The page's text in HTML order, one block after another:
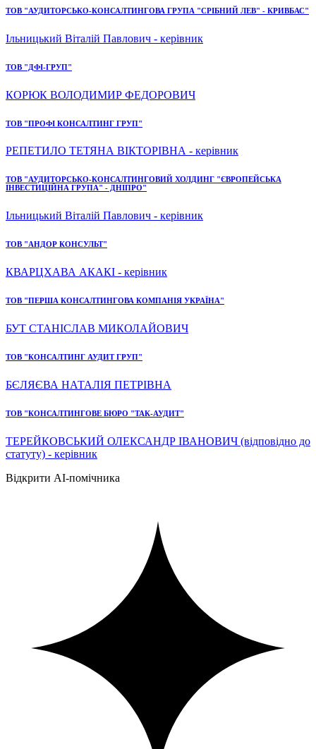
ТОВ "АУДИТОРСЬКО-КОНСАЛТИНГОВА ГРУПА "СРІБНИЙ ЛЕВ" - КРИВБАС"
Ільницький Віталій Павлович - керівник
ТОВ "ДФІ-ГРУП"
КОРЮК ВОЛОДИМИР ФЕДОРОВИЧ
ТОВ "ПРОФІ КОНСАЛТИНГ ГРУП"
РЕПЕТИЛО ТЕТЯНА ВІКТОРІВНА - керівник
ТОВ "АУДИТОРСЬКО-КОНСАЛТИНГОВИЙ ХОЛДИНГ "ЄВРОПЕЙСЬКА
ІНВЕСТИЦІЙНА ГРУПА" - ДНІПРО"
Ільницький Віталій Павлович - керівник
ТОВ "АНДОР КОНСУЛЬТ"
КВАРЦХАВА АКАКІ - керівник
ТОВ "ПЕРША КОНСАЛТИНГОВА КОМПАНІЯ УКРАЇНА"
БУТ СТАНІСЛАВ МИКОЛАЙОВИЧ
ТОВ "КОНСАЛТИНГ АУДИТ ГРУП"
БЄЛЯЄВА НАТАЛІЯ ПЕТРІВНА
ТОВ "КОНСАЛТИНГОВЕ БЮРО "ТАК-АУДИТ"
ТЕРЕЙКОВСЬКИЙ ОЛЕКСАНДР ІВАНОВИЧ (відповідно до
статуту) - керівник
Відкрити AI-помічника